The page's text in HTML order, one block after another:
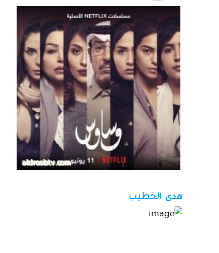
هدى الخطيب